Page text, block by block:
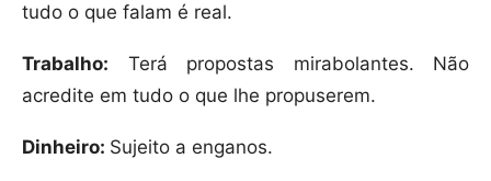
tudo o que falam é real.
Trabalho: Terá propostas mirabolantes. Não
acredite em tudo o que lhe propuserem.
Dinheiro: Sujeito a enganos.